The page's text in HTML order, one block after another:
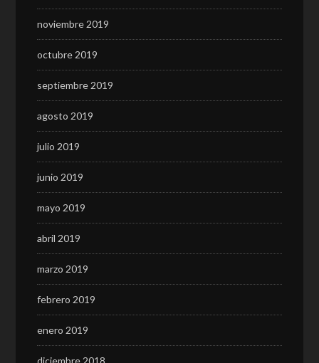
noviembre 2019
octubre 2019
septiembre 2019
agosto 2019
julio 2019
junio 2019
mayo 2019
abril 2019
marzo 2019
febrero 2019
enero 2019
diciembre 2018